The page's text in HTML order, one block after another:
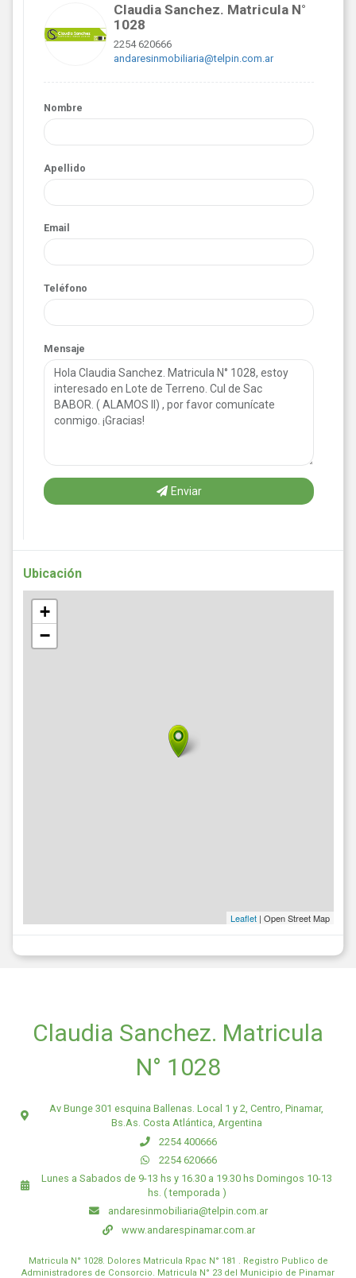
Claudia Sanchez. Matricula N°
1028
2254 620666
andaresinmobiliaria@telpin.com.ar
Nombre
Apellido
Email
Teléfono
Mensaje
Enviar
Ubicación
+
−
Leaflet| Open Street Map
Claudia Sanchez. Matricula
N° 1028
Av Bunge 301 esquina Ballenas. Local 1 y 2, Centro, Pinamar,
Bs.As. Costa Atlántica, Argentina
2254 400666
2254 620666
Lunes a Sabados de 9-13 hs y 16.30 a 19.30 hs Domingos 10-13
hs. ( temporada )
andaresinmobiliaria@telpin.com.ar
www.andarespinamar.com.ar
Matricula N° 1028. Dolores Matricula Rpac N° 181 . Registro Publico de
Administradores de Consorcio. Matricula N° 23 del Municipio de Pinamar